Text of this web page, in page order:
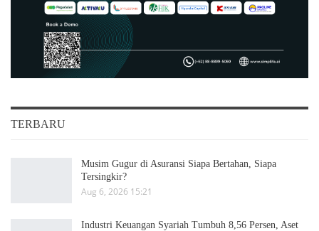
TERBARU
Musim Gugur di Asuransi Siapa Bertahan, Siapa
Tersingkir?
Aug 6, 2026 15:21
Industri Keuangan Syariah Tumbuh 8,56 Persen, Aset